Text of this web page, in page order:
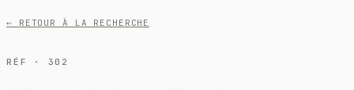
← RETOUR À LA RECHERCHE
RÉF · 302